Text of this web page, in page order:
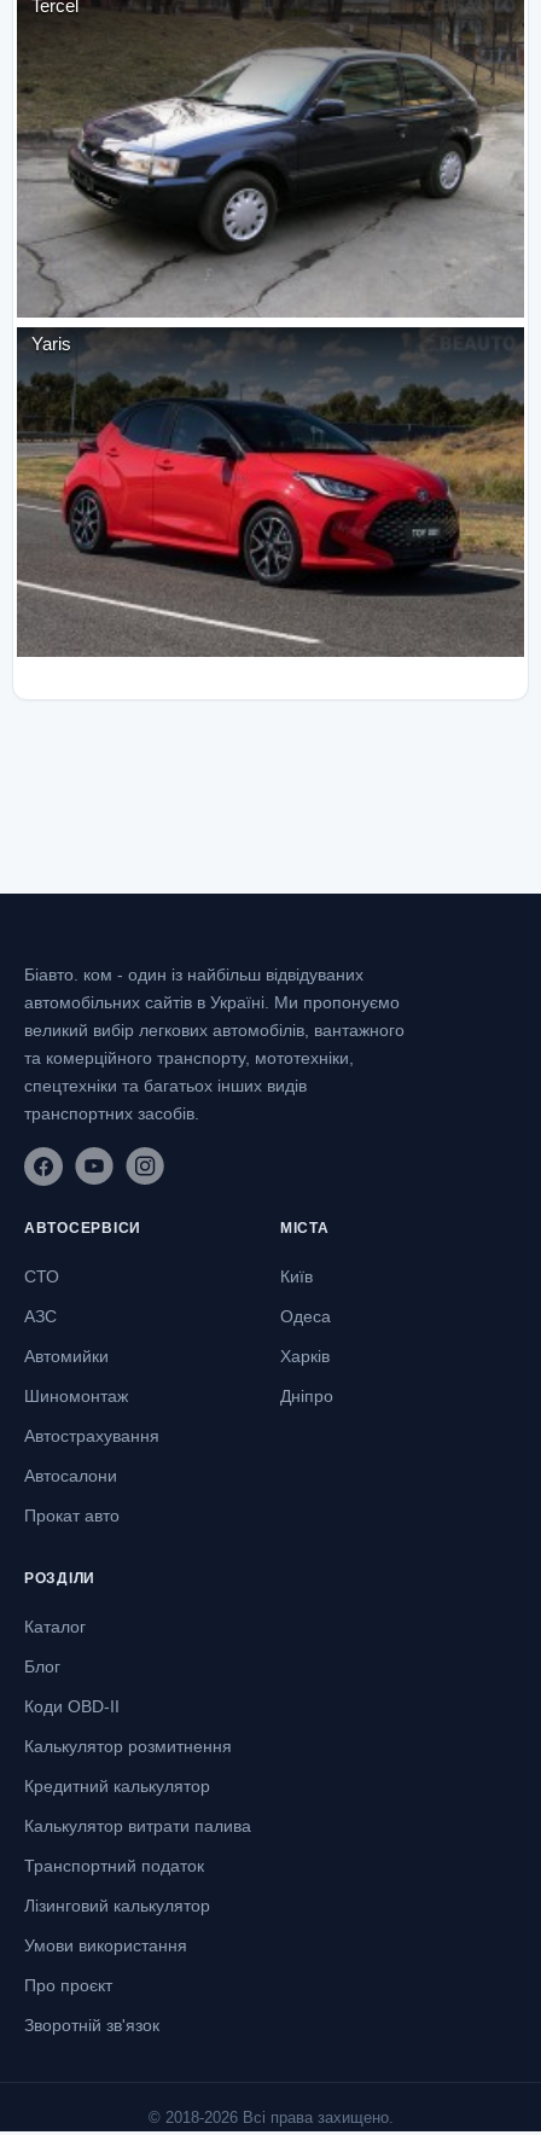
Tercel
Yaris
Біавто. ком - один із найбільш відвідуваних
автомобільних сайтів в Україні. Ми пропонуємо
великий вибір легкових автомобілів, вантажного
та комерційного транспорту, мототехніки,
спецтехніки та багатьох інших видів
транспортних засобів.
АВТОСЕРВІСИ
СТО
АЗС
Автомийки
Шиномонтаж
Автострахування
Автосалони
Прокат авто
МІСТА
Київ
Одеса
Харків
Дніпро
РОЗДІЛИ
Каталог
Блог
Коди OBD-II
Калькулятор розмитнення
Кредитний калькулятор
Калькулятор витрати палива
Транспортний податок
Лізинговий калькулятор
Умови використання
Про проєкт
Зворотній зв'язок
© 2018-2026 Всі права захищено.